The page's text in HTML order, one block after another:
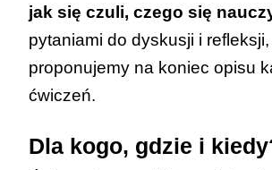
jak się czuli, czego się
pytaniami do dyskusji i
proponujemy na koniec opisu
ćwiczeń.
Dla kogo, gdzie i